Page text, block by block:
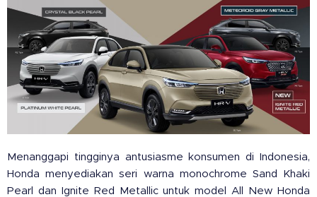
Menanggapi tingginya antusiasme konsumen di Indonesia,
Honda menyediakan seri warna monochrome Sand Khaki
Pearl dan Ignite Red Metallic untuk model All New Honda